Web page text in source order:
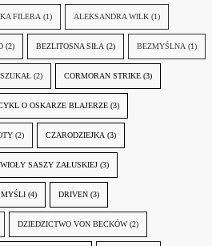
FILERA (1) ALEKSANDRA WILK (1)
(2) BEZLITOSNA SIŁA (2) BEZMYŚLNA (1)
(2) CORMORAN STRIKE (3)
O OSKARZE BLAJERZE (3)
(2) CZARODZIEJKA (3)
SASZY ZAŁUSKIEJ (3)
MYŚLI (4) DRIVEN (3)
DZIEDZICTWO VON BECKÓW (2)